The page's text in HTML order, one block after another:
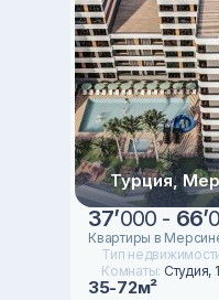
Турция,
37’000 - 66’
Квартиры в
Тип
Комнаты: Студия,
35-72м²